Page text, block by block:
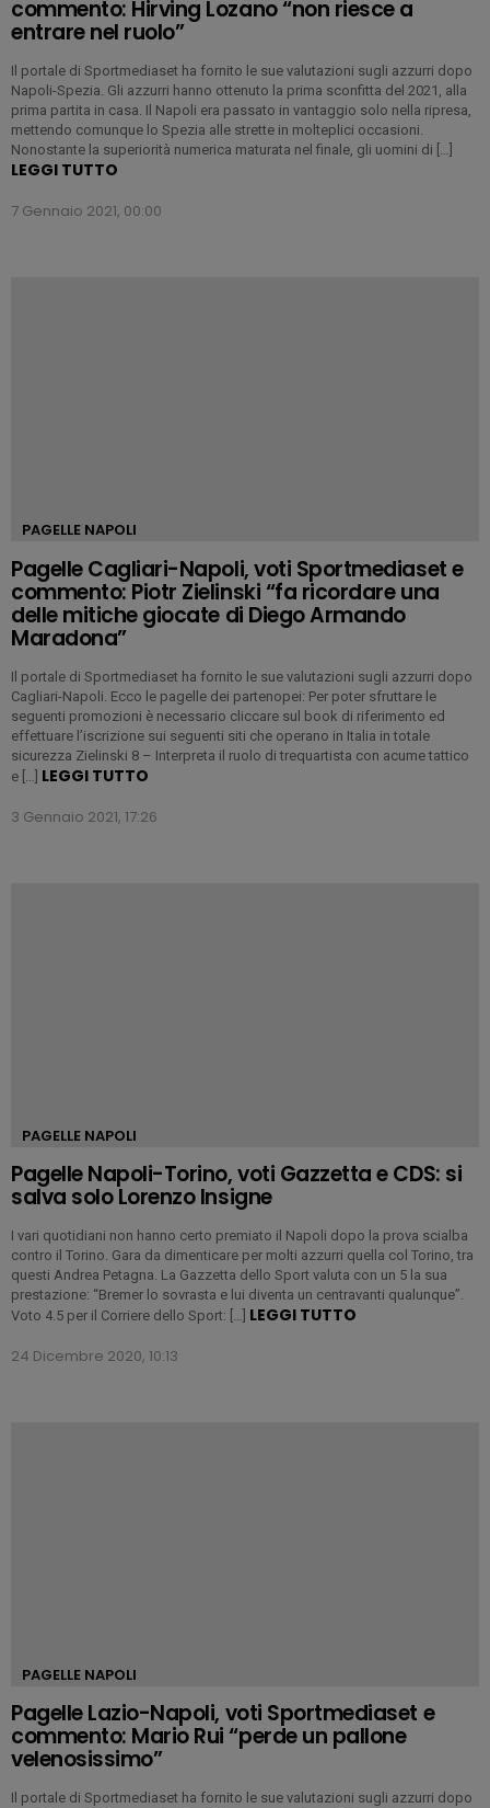
commento: Hirving Lozano “non riesce a
entrare nel ruolo”
Il portale di Sportmediaset ha fornito le sue valutazioni sugli azzurri dopo
Napoli-Spezia. Gli azzurri hanno ottenuto la prima sconfitta del 2021, alla
prima partita in casa. Il Napoli era passato in vantaggio solo nella ripresa,
mettendo comunque lo Spezia alle strette in molteplici occasioni.
Nonostante la superiorità numerica maturata nel finale, gli uomini di […]
LEGGI TUTTO
7 Gennaio 2021, 00:00
PAGELLE NAPOLI
Pagelle Cagliari-Napoli, voti Sportmediaset e
commento: Piotr Zielinski “fa ricordare una
delle mitiche giocate di Diego Armando
Maradona”
Il portale di Sportmediaset ha fornito le sue valutazioni sugli azzurri dopo
Cagliari-Napoli. Ecco le pagelle dei partenopei: Per poter sfruttare le
seguenti promozioni è necessario cliccare sul book di riferimento ed
effettuare l’iscrizione sui seguenti siti che operano in Italia in totale
sicurezza Zielinski 8 – Interpreta il ruolo di trequartista con acume tattico
e […] LEGGI TUTTO
3 Gennaio 2021, 17:26
PAGELLE NAPOLI
Pagelle Napoli-Torino, voti Gazzetta e CDS: si
salva solo Lorenzo Insigne
I vari quotidiani non hanno certo premiato il Napoli dopo la prova scialba
contro il Torino. Gara da dimenticare per molti azzurri quella col Torino, tra
questi Andrea Petagna. La Gazzetta dello Sport valuta con un 5 la sua
prestazione: “Bremer lo sovrasta e lui diventa un centravanti qualunque”.
Voto 4.5 per il Corriere dello Sport: […] LEGGI TUTTO
24 Dicembre 2020, 10:13
PAGELLE NAPOLI
Pagelle Lazio-Napoli, voti Sportmediaset e
commento: Mario Rui “perde un pallone
velenosissimo”
Il portale di Sportmediaset ha fornito le sue valutazioni sugli azzurri dopo